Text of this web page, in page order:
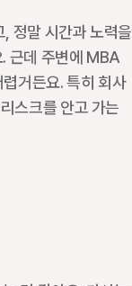
정말 시간과 노력을
근데 주변에 MBA
거든요. 특히 회사
스크를 안고 가는